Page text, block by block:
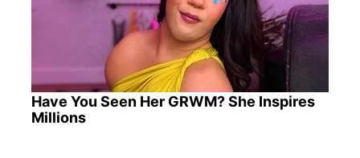
Have You Seen Her GRWM? She Inspires
Millions